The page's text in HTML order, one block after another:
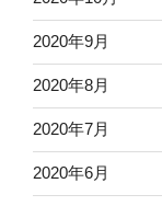
2020年9月
2020年8月
2020年7月
2020年6月